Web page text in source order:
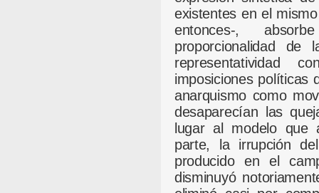
existentes en el
entonces-,
proporcionalidad de
representatividad
imposiciones políticas
anarquismo como
desaparecían las
lugar al modelo que
parte, la irrupción
producido en el
disminuyó